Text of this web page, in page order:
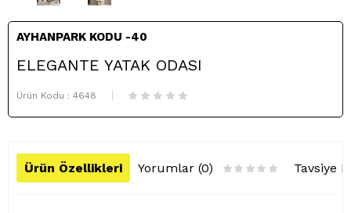
AYHANPARK KODU -40
ELEGANTE YATAK ODASI
Ürün Kodu : 4648
Ürün Özellikleri Yorumlar (0) Tavsiye